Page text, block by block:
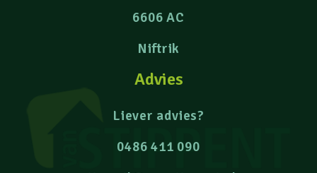
6606 AC
Niftrik
Advies
Liever advies?
0486 411 090